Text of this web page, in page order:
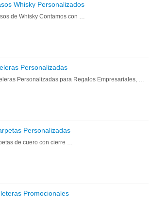
Whisky Personalizados
de Whisky Contamos con …
Personalizadas
Personalizadas para Regalos Empresariales, …
Personalizadas
de cuero con cierre …
Promocionales